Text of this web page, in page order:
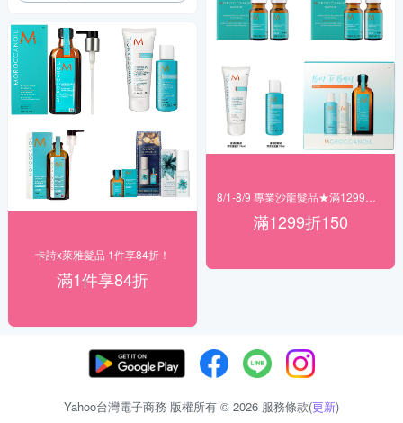
卡詩x萊雅髮品 1件享84折！
滿1件享84折
滿1299折150
Yahoo台灣電子商務 版權所有 © 2026 服務條款(更新)